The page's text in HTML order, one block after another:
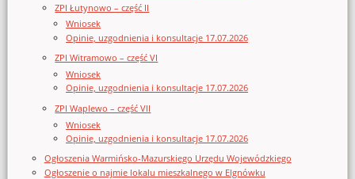
ZPI Łutynowo – część II
Wniosek
Opinie, uzgodnienia i konsultacje 17.07.2026
ZPI Witramowo – część VI
Wniosek
Opinie, uzgodnienia i konsultacje 17.07.2026
ZPI Waplewo – część VII
Wniosek
Opinie, uzgodnienia i konsultacje 17.07.2026
Ogłoszenia Warmińsko-Mazurskiego Urzędu Wojewódzkiego
Ogłoszenie o najmie lokalu mieszkalnego w Elgnówku